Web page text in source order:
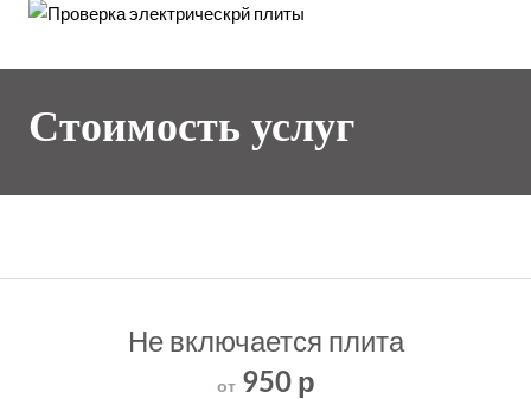
Стоимость услуг
Не включается плита
от950 р